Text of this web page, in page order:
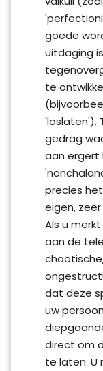
goede
uitdaging
te
'loslaten').
gedrag
aan ergert
precies
eigen,
Als u
aan de
dat deze
uw
direct om
te laten. U